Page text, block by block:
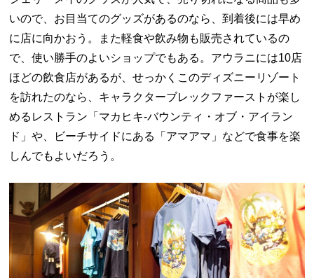
いので、お目当てのグッズがあるのなら、到着後には早め
に店に向かおう。また軽食や飲み物も販売されているの
で、使い勝手のよいショップでもある。アウラニには10店
ほどの飲食店があるが、せっかくこのディズニーリゾート
を訪れたのなら、キャラクターブレックファーストが楽し
めるレストラン「マカヒキ-バウンティ・オブ・アイラン
ド」や、ビーチサイドにある「アマアマ」などで食事を楽
しんでもよいだろう。